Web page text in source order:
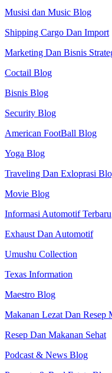
Musisi dan Music Blog
Shipping Cargo Dan Import
Marketing Dan Bisnis
Coctail Blog
Bisnis Blog
Security Blog
American FootBall Blog
Yoga Blog
Traveling Dan Exloprasi
Movie Blog
Informasi Automotif Terbaru
Exhaust Dan Automotif
Umushu Collection
Texas Information
Maestro Blog
Makanan Lezat Dan Resep
Resep Dan Makanan Sehat
Podcast & News Blog